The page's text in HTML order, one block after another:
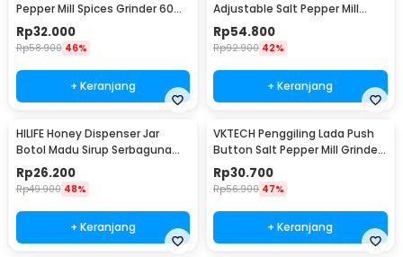
Pepper Mill Spices Grinder 60ml
- CIQ
Rp32.000
Rp58.900 46%
+ Keranjang
Adjustable Salt Pepper Mill
Grinder 100ml - 15CE7
Rp54.800
Rp92.900 42%
+ Keranjang
HILIFE Honey Dispenser Jar
Botol Madu Sirup Serbaguna
200ml - H1742
Rp26.200
Rp49.900 48%
+ Keranjang
VKTECH Penggiling Lada Push
Button Salt Pepper Mill Grinder
135ml - MG600A
Rp30.700
Rp56.900 47%
+ Keranjang